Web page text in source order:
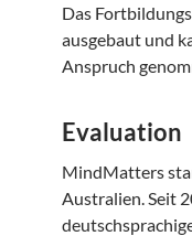
Das
ausgebaut und
Anspruch
Evaluation
MindMatters
Australien. Seit